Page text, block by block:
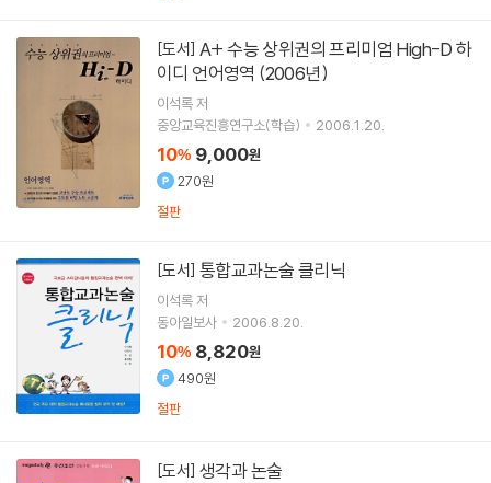
[도서]
이디 언어영역 (2006년)
이석록저
중앙교육진흥연구소(학습)
2006.1.20.
10% 9,000원
270원
절판
[도서] 통합교과논술 클리닉
이석록저
동아일보사
2006.8.20.
10% 8,820원
490원
절판
[도서] 생각과 논술